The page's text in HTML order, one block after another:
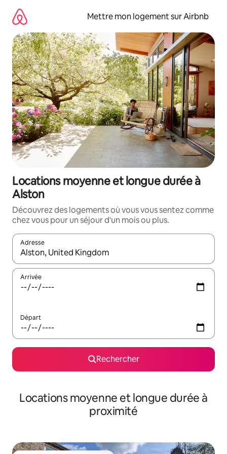
directement
contenu
Mettre mon logement sur Airbnb
Locations moyenne et longue durée à
Alston
Découvrez des logements où vous vous sentez comme
chez vous pour un séjour d'un mois ou plus.
Adresse
Lorsque les résultats s'affichent, utilisez les flèches vers le
Arrivée
Départ
Rechercher
Locations moyenne et longue durée à
proximité